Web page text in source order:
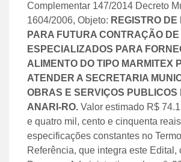
Complementar 147/2014 Decreto
1604/2006, Objeto: REGISTRO DE
PARA FUTURA CONTRAÇÃO
ESPECIALIZADOS PARA
ALIMENTO DO TIPO MARMITEX
ATENDER A SECRETARIA
OBRAS E SERVIÇOS PUBLICOS
ANARI-RO. Valor estimado R$
e quatro mil, cento e cinquenta
especificações constantes no
Referência, que integra este Edital,